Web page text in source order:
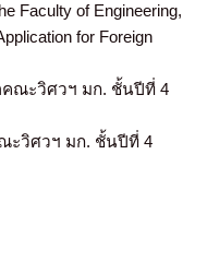
Faculty of Engineering,
for Foreign
ณะวิศวฯ มก. ชั้นปีที่ 4
ะวิศวฯ มก. ชั้นปีที่ 4